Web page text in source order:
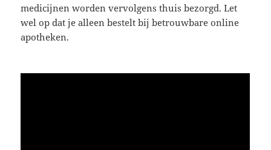
medicijnen worden vervolgens thuis bezorgd. Let
wel op dat je alleen bestelt bij betrouwbare online
apotheken.